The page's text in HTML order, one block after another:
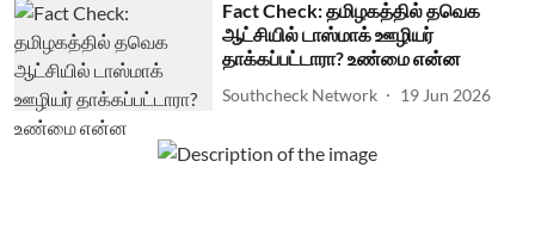
Fact Check: தமிழகத்தில் தவெக
ஆட்சியில் டாஸ்மாக் ஊழியர்
தாக்கப்பட்டாரா? உண்மை என்ன
Southcheck Network 19 Jun 2026